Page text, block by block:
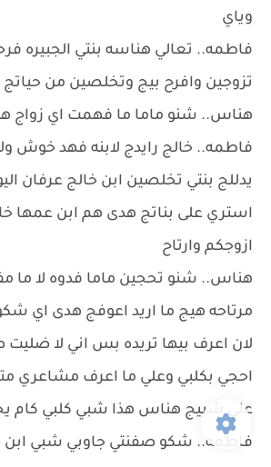
وياي
فاطمه.. تعالي هناسه بنتي الجبيره
تزوجين وافرح بيج وتخلصين من
هناس.. شنو ماما ما فهمت اي زواج
فاطمه.. خالج رايدج لابنه فهد خوش
يدللج بنتي تخلصين ابن خالج عرفان
استري على بناتج هدى هم ابن عمها
ازوجكم وارتاح
هناس.. شنو تحجين ماما فدوه لا ما
مرتاحه هيج ما اريد اعوفج هدى اي
لان اعرف بيها تريده بس اني لا ضليت
احجي بكلبي وعلي ما اعرف مشاعري
علي شبيج هناس هذا شبي كلبي كام
فاطمه.. شكو صفنتي جاوبي شبي